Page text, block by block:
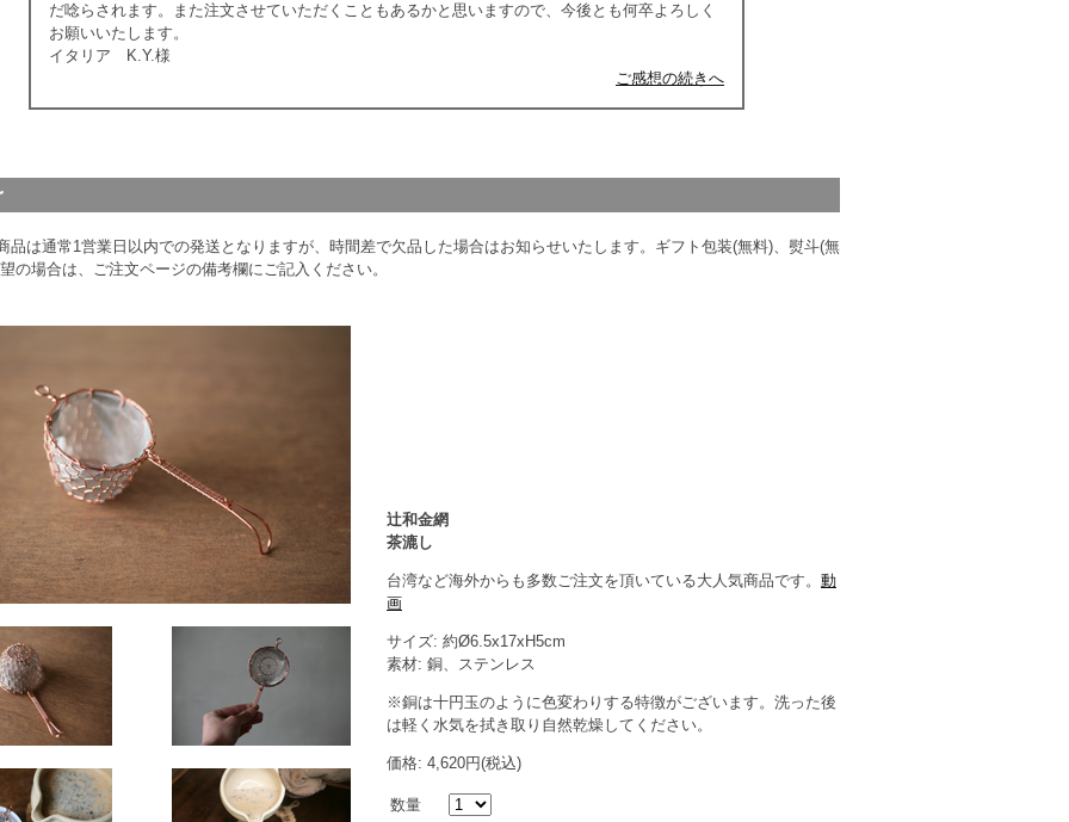
だ唸らされます。また注文させていただくこともあるかと思いますので、今後とも何卒よろしく
お願いいたします。
イタリア K.Y.様
ご感想の続きへ
品は通常1営業日以内での発送となりますが、時間差で欠品した場合はお知らせいたします。ギフト包装(無料)、熨斗(無
の場合は、ご注文ページの備考欄にご記入ください。
辻和金網
茶漉し
台湾など海外からも多数ご注文を頂いている大人気商品です。 動
画
サイズ: 約Ø6.5x17xH5cm
素材: 銅、ステンレス
※銅は十円玉のように色変わりする特徴がございます。洗った後
は軽く水気を拭き取り自然乾燥してください。
価格: 4,620円(税込)
数量